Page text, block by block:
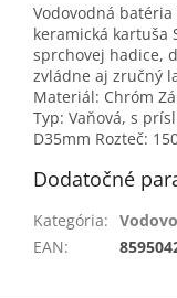
Vodovodná
keramická kartuša
sprchovej hadice,
zvládne aj zručný
Materiál: Chróm
Typ: Vaňová, s
D35mm Rozteč:
Dodatočné
Kategória:
EAN: